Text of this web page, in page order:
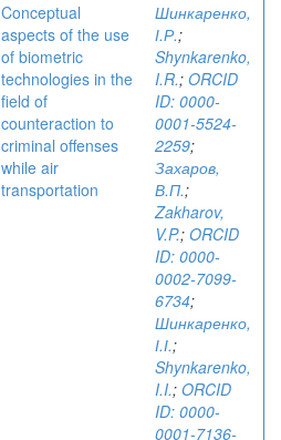
Conceptual
aspects of the use
of biometric
technologies in the
field of
counteraction to
criminal offenses
while air
transportation
Шинкаренко,
І.Р.;
Shynkarenko,
I.R.; ORCID
ID: 0000-
0001-5524-
2259;
Захаров,
В.П.;
Zakharov,
V.P.; ORCID
ID: 0000-
0002-7099-
6734;
Шинкаренко,
І.І.;
Shynkarenko,
I.I.; ORCID
ID: 0000-
0001-7136-